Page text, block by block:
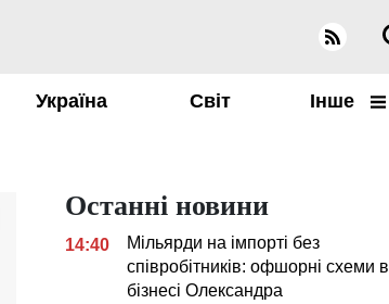
Україна Світ Інше
Останні новини
14:40
Мільярди на імпорті без
співробітників: офшорні схеми в
бізнесі Олександра